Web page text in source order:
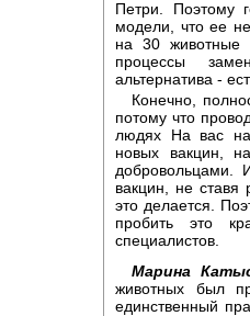
Петри. Поэтому
модели, что ее
на 30 животные
процессы
альтернатива -
Конечно,
потому что
людях На вас на
новых вакцин,
добровольцами.
вакцин, не ставя
это делается.
пробить это
специалистов.
Марина
животных был
единственный